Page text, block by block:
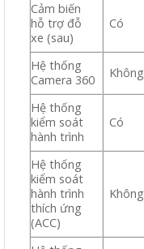
Cảm biến
hỗ trợ đỗ
xe (sau)
Có
Hệ thống
Camera 360
Không
Hệ thống
kiểm soát
hành trình
Có
Hệ thống
kiểm soát
hành trình
thích ứng
(ACC)
Không